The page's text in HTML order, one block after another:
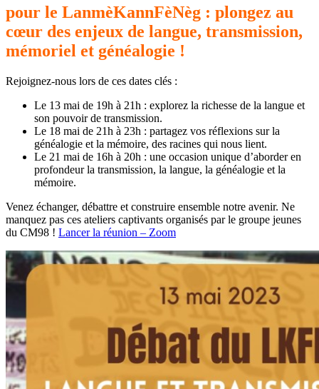
pour le LanmèKannFèNèg : plongez au
cœur des enjeux de langue, transmission,
mémoriel et généalogie !
Rejoignez-nous lors de ces dates clés :
Le 13 mai de 19h à 21h : explorez la richesse de la langue et
son pouvoir de transmission.
Le 18 mai de 21h à 23h : partagez vos réflexions sur la
généalogie et la mémoire, des racines qui nous lient.
Le 21 mai de 16h à 20h : une occasion unique d’aborder en
profondeur la transmission, la langue, la généalogie et la
mémoire.
Venez échanger, débattre et construire ensemble notre avenir. Ne
manquez pas ces ateliers captivants organisés par le groupe jeunes
du CM98 ! Lancer la réunion – Zoom